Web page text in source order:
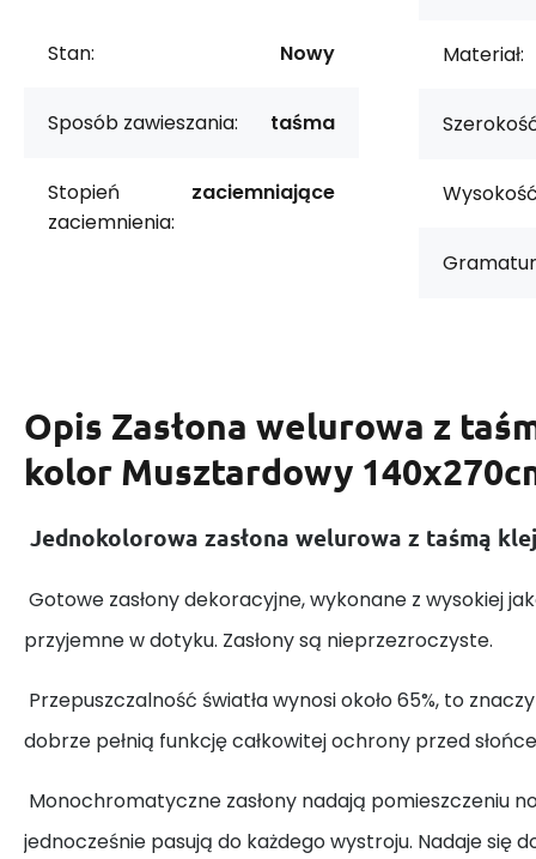
Stan: Nowy
Sposób zawieszania: taśma
Stopień
zaciemnienia:
zaciemniające
Materiał:
Opis Zasłona welurowa z
kolor Musztardowy
Jednokolorowa zasłona welurowa z taśmą
Gotowe zasłony dekoracyjne, wykonane z wysokiej
przyjemne w dotyku. Zasłony są nieprzezroczyste.
Przepuszczalność światła wynosi około 65%, to
dobrze pełnią funkcję całkowitej ochrony przed
Monochromatyczne zasłony nadają pomieszczeniu
jednocześnie pasują do każdego wystroju. Nadaje się